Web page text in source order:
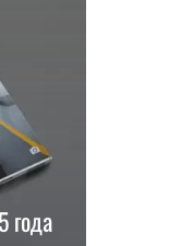
года